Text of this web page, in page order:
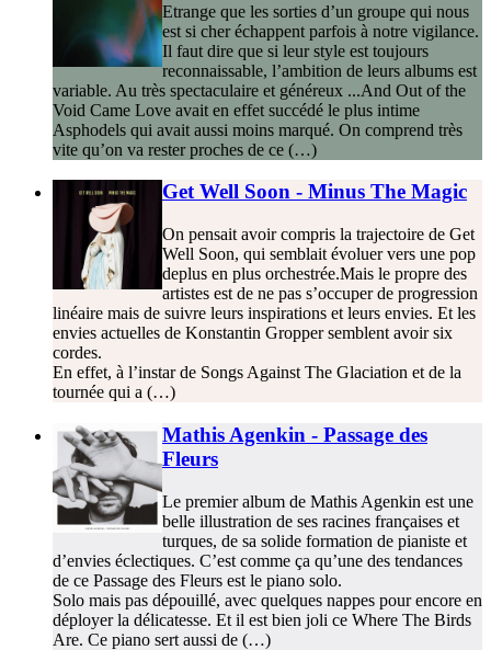
Etrange que les sorties d’un groupe qui nous
est si cher échappent parfois à notre vigilance.
Il faut dire que si leur style est toujours
reconnaissable, l’ambition de leurs albums est
variable. Au très spectaculaire et généreux ...And Out of the
Void Came Love avait en effet succédé le plus intime
Asphodels qui avait aussi moins marqué. On comprend très
vite qu’on va rester proches de ce (…)
Get Well Soon - Minus The Magic
On pensait avoir compris la trajectoire de Get
Well Soon, qui semblait évoluer vers une pop
deplus en plus orchestrée.Mais le propre des
artistes est de ne pas s’occuper de progression
linéaire mais de suivre leurs inspirations et leurs envies. Et les
envies actuelles de Konstantin Gropper semblent avoir six
cordes.
En effet, à l’instar de Songs Against The Glaciation et de la
tournée qui a (…)
Mathis Agenkin - Passage des
Fleurs
Le premier album de Mathis Agenkin est une
belle illustration de ses racines françaises et
turques, de sa solide formation de pianiste et
d’envies éclectiques. C’est comme ça qu’une des tendances
de ce Passage des Fleurs est le piano solo.
Solo mais pas dépouillé, avec quelques nappes pour encore en
déployer la délicatesse. Et il est bien joli ce Where The Birds
Are. Ce piano sert aussi de (…)